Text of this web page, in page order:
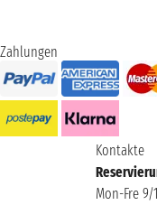
Zahlungen
Kontakte
Mon-Fre 9/